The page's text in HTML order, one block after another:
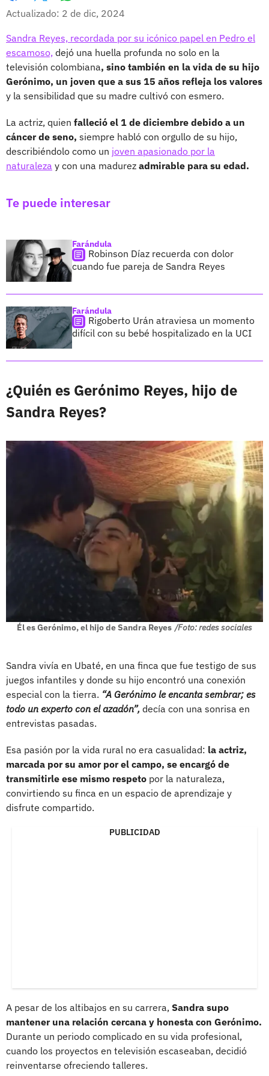
Facebook
X
Actualizado: 2 de dic, 2024
Sandra Reyes, recordada por su icónico papel en Pedro el
escamoso, dejó una huella profunda no solo en la
televisión colombiana, sino también en la vida de su hijo
Gerónimo, un joven que a sus 15 años refleja los valores
y la sensibilidad que su madre cultivó con esmero.
La actriz, quien falleció el 1 de diciembre debido a un
cáncer de seno, siempre habló con orgullo de su hijo,
describiéndolo como un joven apasionado por la
naturaleza y con una madurez admirable para su edad.
Te puede interesar
Farándula
Robinson Díaz recuerda con dolor
cuando fue pareja de Sandra Reyes
Farándula
Rigoberto Urán atraviesa un momento
difícil con su bebé hospitalizado en la UCI
¿Quién es Gerónimo Reyes, hijo de
Sandra Reyes?
Él es Gerónimo, el hijo de Sandra Reyes /Foto: redes sociales
Sandra vivía en Ubaté, en una finca que fue testigo de sus
juegos infantiles y donde su hijo encontró una conexión
especial con la tierra. “A Gerónimo le encanta sembrar; es
todo un experto con el azadón”, decía con una sonrisa en
entrevistas pasadas.
Esa pasión por la vida rural no era casualidad: la actriz,
marcada por su amor por el campo, se encargó de
transmitirle ese mismo respeto por la naturaleza,
convirtiendo su finca en un espacio de aprendizaje y
disfrute compartido.
PUBLICIDAD
A pesar de los altibajos en su carrera, Sandra supo
mantener una relación cercana y honesta con Gerónimo.
Durante un periodo complicado en su vida profesional,
cuando los proyectos en televisión escaseaban, decidió
reinventarse ofreciendo talleres.